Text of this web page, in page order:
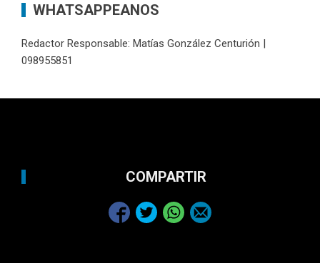
WHATSAPPEANOS
Redactor Responsable: Matías González Centurión |
098955851
COMPARTIR